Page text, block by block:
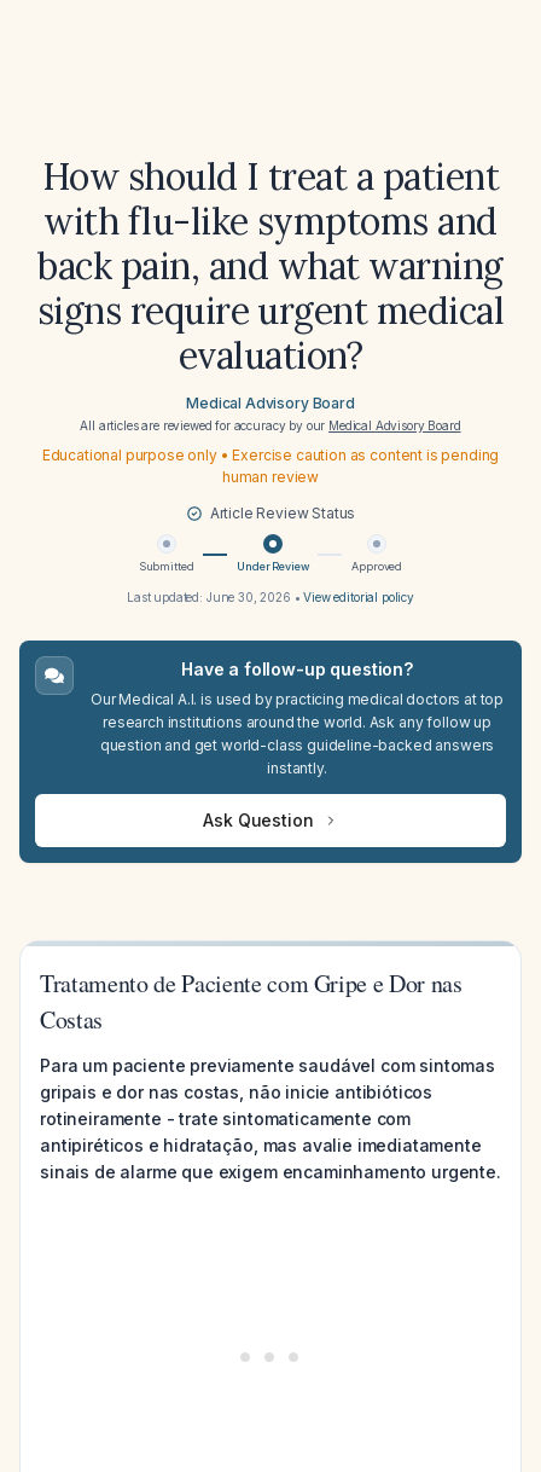
How should I treat a patient
with flu-like symptoms and
back pain, and what warning
signs require urgent medical
evaluation?
Medical Advisory Board
All articles are reviewed for accuracy by our Medical Advisory Board
Educational purpose only • Exercise caution as content is pending
human review
Article Review Status
Submitted Under Review Approved
Last updated: June 30, 2026 •View editorial policy
Have a follow-up question?
Our Medical A.I. is used by practicing medical doctors at top
research institutions around the world. Ask any follow up
question and get world-class guideline-backed answers
instantly.
Ask Question
Tratamento de Paciente com Gripe e Dor nas
Costas
Para um paciente previamente saudável com sintomas
gripais e dor nas costas, não inicie antibióticos
rotineiramente - trate sintomaticamente com
antipiréticos e hidratação, mas avalie imediatamente
sinais de alarme que exigem encaminhamento urgente.